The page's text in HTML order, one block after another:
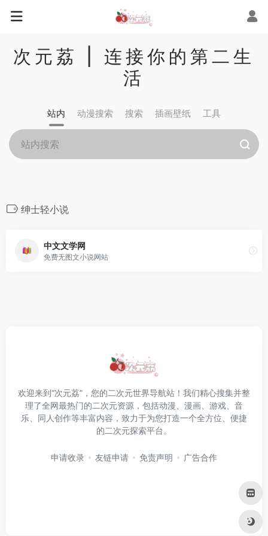
次元荔 | 连接你的第二生
活
站内 动漫搜索 搜索 插画壁纸 工具
绅士轻小说
中文文学网
免费无图文小说网站
欢迎来到“次元荔”，您的二次元世界导航站！我们精心搜集并整
理了全网最热门的二次元资源，包括动漫、漫画、游戏、音
乐、同人创作等丰富内容，致力于为您打造一个全方位、便捷
的二次元探索平台。
申请收录 友链申请 免责声明 广告合作